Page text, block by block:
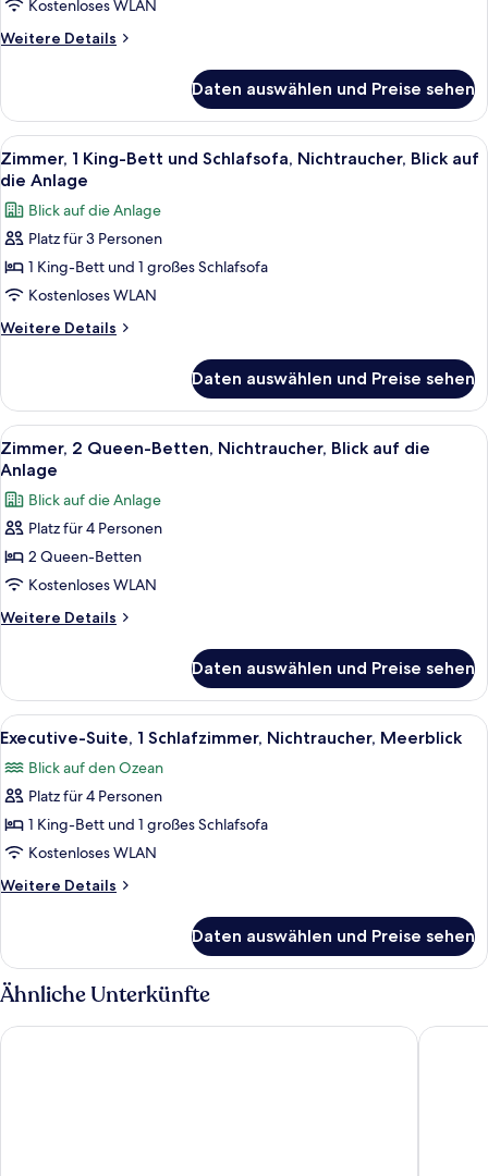
Club
Lounge
Deluxe
Suite
anzeigen
Kostenloses WLAN
Weitere Details
Weitere
King
Bed,
Oceanfront
View,
Lounge
Access,
Suite
Daten auswählen und Preise sehen
Alle
Fotos
für
Zimmer,
1 King-
Bett
und
Schlafsofa,
auf
die
Anlage
anzeigen
Ein Hotelzimmer mit einem großen
4
Zimmer, 1 King-Bett und Schlafsofa, Nichtraucher, Blick auf
die Anlage
Blick auf die Anlage
Platz für 3 Personen
1 King-Bett und 1 großes Schlafsofa
Kostenloses WLAN
Weitere Details
Weitere
1 King-
Bett
und
Schlafsofa,
Nichtraucher,
Blick
auf
Anlage
Daten auswählen und Preise sehen
Alle
Fotos
für
Zimmer,
2 Queen-
Betten,
Nichtraucher,
Blick
Anlage
anzeigen
Ein Hotelzimmer mit
3
Zimmer, 2 Queen-Betten, Nichtraucher, Blick auf die
Anlage
Blick auf die Anlage
Platz für 4 Personen
2 Queen-Betten
Kostenloses WLAN
Weitere Details
Weitere
2 Queen-
Betten,
Nichtraucher,
auf
die
Daten auswählen und Preise sehen
Alle
Fotos
für
Executive-
Suite,
1
Schlafzimmer,
Nichtraucher,
anzeigen
Ein modernes Wohnzimmer mit
3
Executive-Suite, 1 Schlafzimmer, Nichtraucher, Meerblick
Blick auf den Ozean
Platz für 4 Personen
1 King-Bett und 1 großes Schlafsofa
Kostenloses WLAN
Weitere Details
Weitere
Suite,
1
Schlafzimmer,
Meerblick
Daten auswählen und Preise sehen
Ähnliche Unterkünfte
Aruba Marriott Resort & Stellaris Casino JOIA